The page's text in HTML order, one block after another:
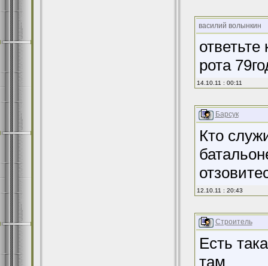
василий волынкин
рота
14.10.11 : 00:11
Барсук
Кто
12.10.11 : 20:43
Строитель
Есть
там